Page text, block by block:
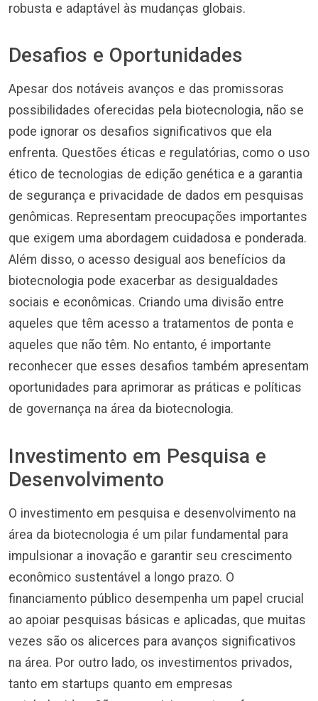
robusta e adaptável às mudanças globais.
Desafios e Oportunidades
Apesar dos notáveis avanços e das promissoras
possibilidades oferecidas pela biotecnologia, não se
pode ignorar os desafios significativos que ela
enfrenta. Questões éticas e regulatórias, como o uso
ético de tecnologias de edição genética e a garantia
de segurança e privacidade de dados em pesquisas
genômicas. Representam preocupações importantes
que exigem uma abordagem cuidadosa e ponderada.
Além disso, o acesso desigual aos benefícios da
biotecnologia pode exacerbar as desigualdades
sociais e econômicas. Criando uma divisão entre
aqueles que têm acesso a tratamentos de ponta e
aqueles que não têm. No entanto, é importante
reconhecer que esses desafios também apresentam
oportunidades para aprimorar as práticas e políticas
de governança na área da biotecnologia.
Investimento em Pesquisa e
Desenvolvimento
O investimento em pesquisa e desenvolvimento na
área da biotecnologia é um pilar fundamental para
impulsionar a inovação e garantir seu crescimento
econômico sustentável a longo prazo. O
financiamento público desempenha um papel crucial
ao apoiar pesquisas básicas e aplicadas, que muitas
vezes são os alicerces para avanços significativos
na área. Por outro lado, os investimentos privados,
tanto em startups quanto em empresas